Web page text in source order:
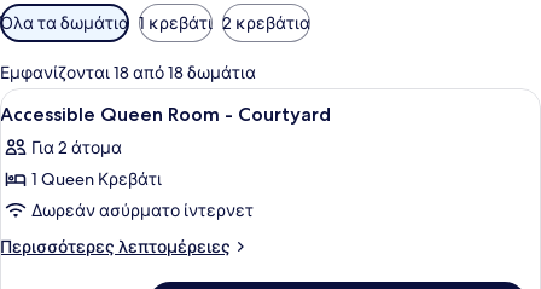
Διαθέσιμα
φίλτρα
για
τα
δωμάτια
Όλα τα δωμάτια 1 κρεβάτι 2 κρεβάτια
Εμφανίζονται 18 από 18 δωμάτια
Προβολή
όλων
των
φωτογραφιών
για
Accessible
Ένα δωμάτιο ξενοδοχείου με ένα
11
Accessible Queen Room - Courtyard
Για 2 άτομα
1 Queen Κρεβάτι
Δωρεάν ασύρματο ίντερνετ
Περισσότερες λεπτομέρειες
Περισσότερες